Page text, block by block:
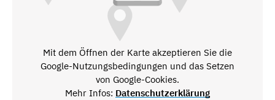
Mit dem Öffnen der Karte akzeptieren Sie die
Google-Nutzungsbedingungen und das Setzen
von Google-Cookies.
Mehr Infos: Datenschutzerklärung